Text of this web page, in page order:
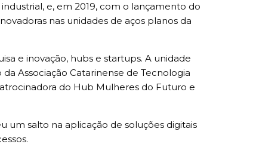
e, em 2019, com o lançamento do
nas unidades de aços planos da
e inovação, hubs e startups. A unidade
Associação Catarinense de Tecnologia
do Hub Mulheres do Futuro e
um salto na aplicação de soluções digitais